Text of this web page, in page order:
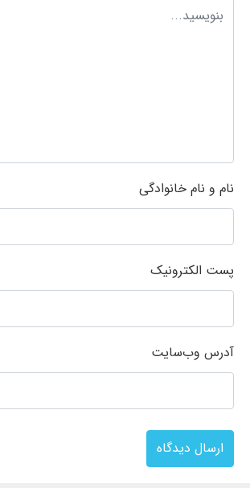
نام و نام خانوادگی
پست الکترونیک
آدرس وب‌سایت
ارسال دیدگاه